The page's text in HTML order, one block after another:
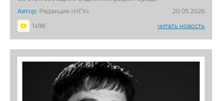
Автор: Редакция «НГК»
20.05.2026
1498
читать новость